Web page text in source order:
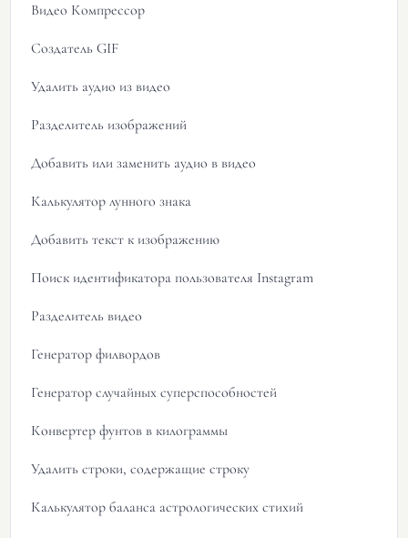
Видео Компрессор
Создатель GIF
Удалить аудио из видео
Разделитель изображений
Добавить или заменить аудио в видео
Калькулятор лунного знака
Добавить текст к изображению
Поиск идентификатора пользователя Instagram
Разделитель видео
Генератор филвордов
Генератор случайных суперспособностей
Конвертер фунтов в килограммы
Удалить строки, содержащие строку
Калькулятор баланса астрологических стихий